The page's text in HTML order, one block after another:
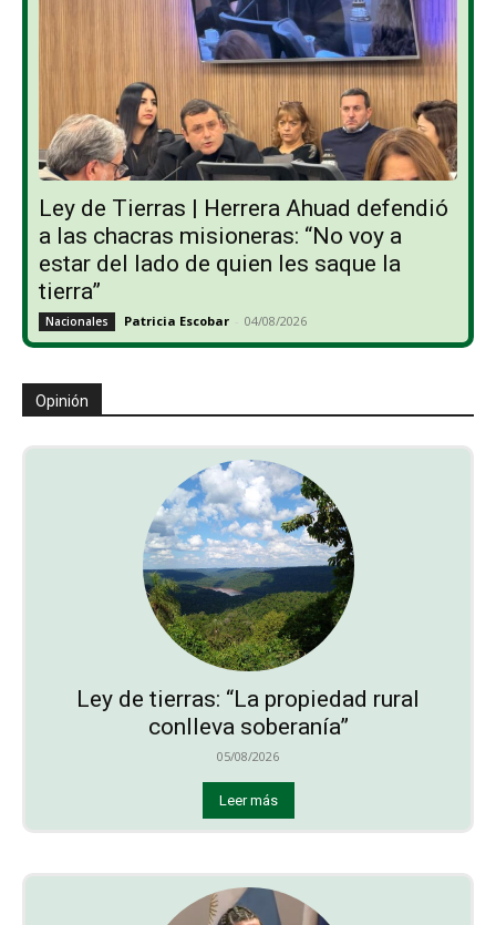
Ley de Tierras | Herrera Ahuad defendió
a las chacras misioneras: “No voy a
estar del lado de quien les saque la
tierra”
Nacionales Patricia Escobar - 04/08/2026
Opinión
Ley de tierras: “La propiedad rural
conlleva soberanía”
05/08/2026
Leer más